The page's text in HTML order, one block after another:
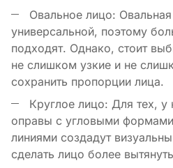
Овальное лицо:
универсальной, поэтому
подходят. Однако, стоит
не слишком узкие и не
сохранить пропорции лица.
Круглое лицо: Для тех, у
оправы с угловыми
линиями создадут
сделать лицо более